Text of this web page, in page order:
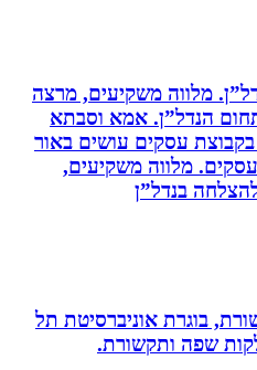
מלווה משקיעים, מרצה
הנדל”ן. אמא וסבתא
עסקים עושים באור
‏מלווה משקיעים,
בנדל”ן‏
בוגרת אוניברסיטת תל
שפה ותקשורת.